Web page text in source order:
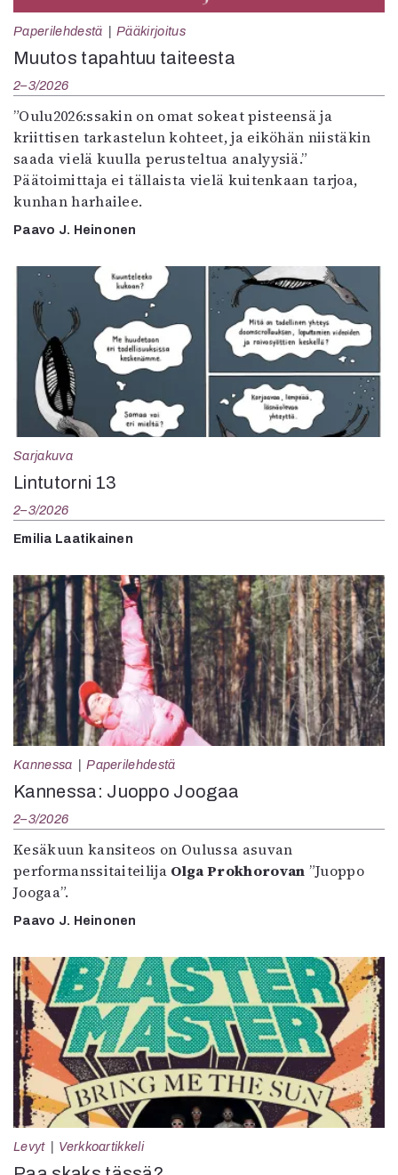
Paperilehdestä Pääkirjoitus
Muutos tapahtuu taiteesta
2–3/2026
”Oulu2026:ssakin on omat sokeat pisteensä ja
kriittisen tarkastelun kohteet, ja eiköhän niistäkin
saada vielä kuulla perusteltua analyysiä.”
Päätoimittaja ei tällaista vielä kuitenkaan tarjoa,
kunhan harhailee.
Paavo J. Heinonen
Sarjakuva
Lintutorni 13
2–3/2026
Emilia Laatikainen
Kannessa Paperilehdestä
Kannessa: Juoppo Joogaa
2–3/2026
Kesäkuun kansiteos on Oulussa asuvan
performanssitaiteilija Olga Prokhorovan ”Juoppo
Joogaa”.
Paavo J. Heinonen
Levyt Verkkoartikkeli